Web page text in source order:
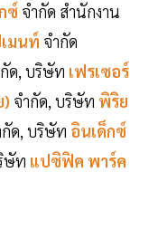
ซ์ จำกัด สำนักงาน
มนท์ จำกัด
ด, บริษัท เฟรเซอร์
) จำกัด, บริษัท พิริย
กัด, บริษัท อินเด็กซ์
ษัท แปซิฟิค พาร์ค